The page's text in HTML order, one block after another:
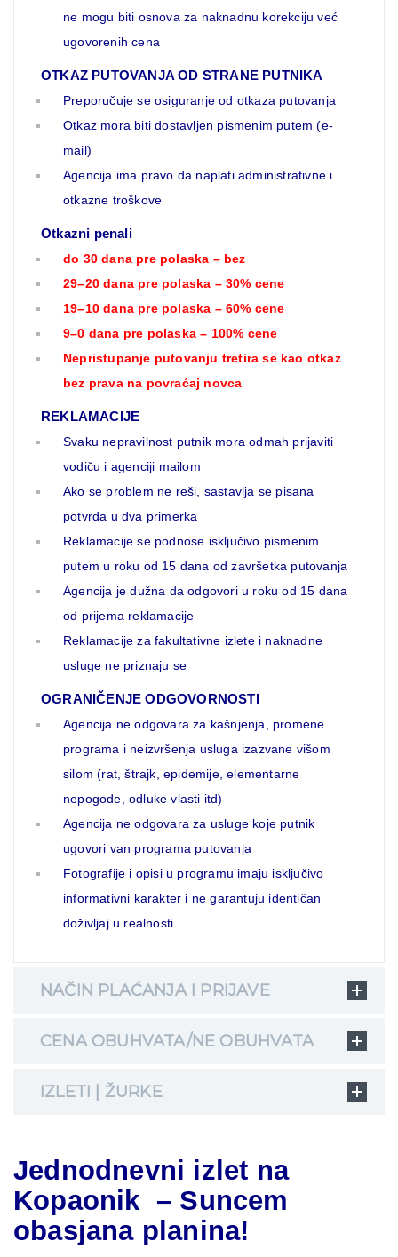
ne mogu biti osnova za naknadnu korekciju već
ugovorenih cena
OTKAZ PUTOVANJA OD STRANE PUTNIKA
Preporučuje se osiguranje od otkaza putovanja
Otkaz mora biti dostavljen pismenim putem (e-
mail)
Agencija ima pravo da naplati administrativne i
otkazne troškove
Otkazni penali
do 30 dana pre polaska – bez
29–20 dana pre polaska – 30% cene
19–10 dana pre polaska – 60% cene
9–0 dana pre polaska – 100% cene
Nepristupanje putovanju tretira se kao otkaz
bez prava na povraćaj novca
REKLAMACIJE
Svaku nepravilnost putnik mora odmah prijaviti
vodiču i agenciji mailom
Ako se problem ne reši, sastavlja se pisana
potvrda u dva primerka
Reklamacije se podnose isključivo pismenim
putem u roku od 15 dana od završetka putovanja
Agencija je dužna da odgovori u roku od 15 dana
od prijema reklamacije
Reklamacije za fakultativne izlete i naknadne
usluge ne priznaju se
OGRANIČENJE ODGOVORNOSTI
Agencija ne odgovara za kašnjenja, promene
programa i neizvršenja usluga izazvane višom
silom (rat, štrajk, epidemije, elementarne
nepogode, odluke vlasti itd)
Agencija ne odgovara za usluge koje putnik
ugovori van programa putovanja
Fotografije i opisi u programu imaju isključivo
informativni karakter i ne garantuju identičan
doživljaj u realnosti
NAČIN PLAĆANJA I PRIJAVE
CENA OBUHVATA/NE OBUHVATA
IZLETI | ŽURKE
Jednodnevni izlet na
Kopaonik – Suncem
obasjana planina!